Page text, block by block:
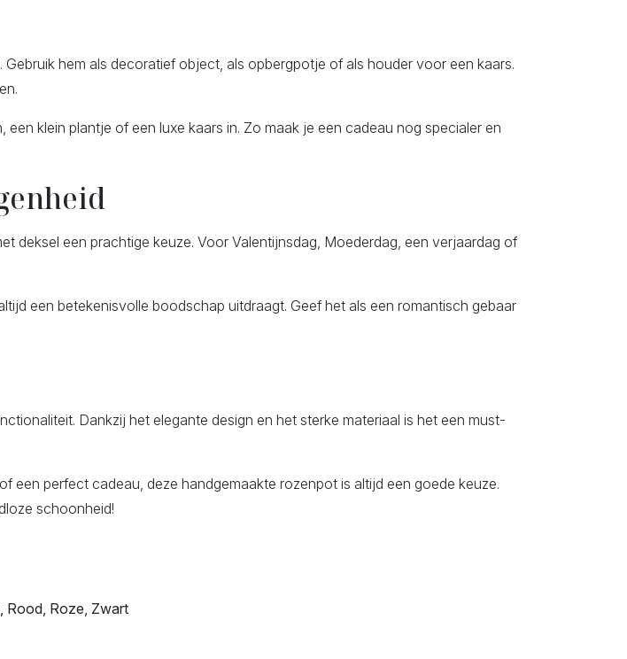
hem als decoratief object, als opbergpotje of als houder voor een kaars.
klein plantje of een luxe kaars in. Zo maak je een cadeau nog specialer en
deksel een prachtige keuze. Voor Valentijnsdag, Moederdag, een verjaardag of
een betekenisvolle boodschap uitdraagt. Geef het als een romantisch gebaar
Dankzij het elegante design en het sterke materiaal is het een must-
een perfect cadeau, deze handgemaakte rozenpot is altijd een goede keuze.
schoonheid!
Rood, Roze, Zwart